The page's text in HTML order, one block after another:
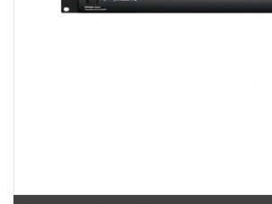
Việt Thương Music - 442 Lũy Bán Bích
442 Lũy Bán Bích, Phường Tân Phú, TPHCM,
Tầng G, Tòa nhà Thảo Điền Pearl, 12 Quốc
344 Nguyễn Văn Linh, Phường Thanh Khê, Đà